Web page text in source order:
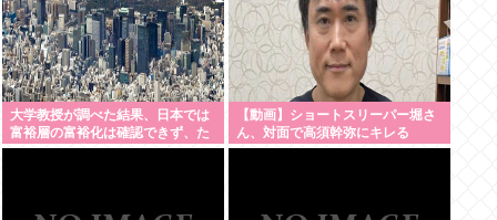
大学教授が調べた結果、日本では
富裕層の富裕化は確認できず、た
だみんなで貧困化しているだけだ
【動画】ショートスリーパー堀さ
ん、対面で高須幹弥にキレる